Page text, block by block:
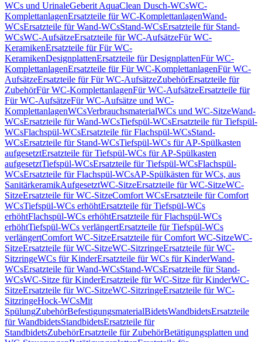
WCs und UrinaleGeberit AquaClean Dusch-WCsWC-
KomplettanlagenErsatzteile für WC-KomplettanlagenWand-
WCsErsatzteile für Wand-WCsStand-WCsErsatzteile für Stand-
WCsWC-AufsätzeErsatzteile für WC-AufsätzeFür WC-
KeramikenErsatzteile für Für WC-
KeramikenDesignplattenErsatzteile für DesignplattenFür WC-
KomplettanlagenErsatzteile für Für WC-KomplettanlagenFür WC-
AufsätzeErsatzteile für Für WC-AufsätzeZubehörErsatzteile für
ZubehörFür WC-KomplettanlagenFür WC-AufsätzeErsatzteile für
Für WC-AufsätzeFür WC-Aufsätze und WC-
KomplettanlagenWCsVerbrauchsmaterialWCs und WC-SitzeWand-
WCsErsatzteile für Wand-WCsTiefspül-WCsErsatzteile für Tiefspül-
WCsFlachspül-WCsErsatzteile für Flachspül-WCsStand-
WCsErsatzteile für Stand-WCsTiefspül-WCs für AP-Spülkasten
aufgesetztErsatzteile für Tiefspül-WCs für AP-Spülkasten
aufgesetztTiefspül-WCsErsatzteile für Tiefspül-WCsFlachspül-
WCsErsatzteile für Flachspül-WCsAP-Spülkästen für WCs, aus
SanitärkeramikAufgesetztWC-SitzeErsatzteile für WC-SitzeWC-
SitzeErsatzteile für WC-SitzeComfort WCsErsatzteile für Comfort
WCsTiefspül-WCs erhöhtErsatzteile für Tiefspül-WCs
erhöhtFlachspül-WCs erhöhtErsatzteile für Flachspül-WCs
erhöhtTiefspül-WCs verlängertErsatzteile für Tiefspül-WCs
verlängertComfort WC-SitzeErsatzteile für Comfort WC-SitzeWC-
SitzeErsatzteile für WC-SitzeWC-SitzringeErsatzteile für WC-
SitzringeWCs für KinderErsatzteile für WCs für KinderWand-
WCsErsatzteile für Wand-WCsStand-WCsErsatzteile für Stand-
WCsWC-Sitze für KinderErsatzteile für WC-Sitze für KinderWC-
SitzeErsatzteile für WC-SitzeWC-SitzringeErsatzteile für WC-
SitzringeHock-WCsMit
SpülungZubehörBefestigungsmaterialBidetsWandbidetsErsatzteile
für WandbidetsStandbidetsErsatzteile für
StandbidetsZubehörErsatzteile für ZubehörBetätigungsplatten und